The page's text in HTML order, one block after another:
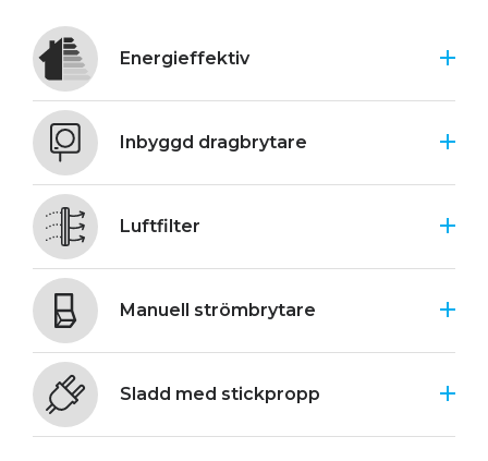
Energieffektiv
Inbyggd dragbrytare
Luftfilter
Manuell strömbrytare
Sladd med stickpropp